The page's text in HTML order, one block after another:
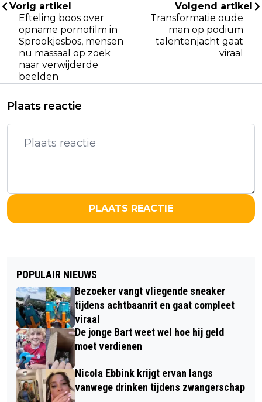
Vorig artikel
Efteling boos over
opname pornofilm in
Sprookjesbos, mensen
nu massaal op zoek
naar verwijderde
beelden
Volgend artikel
Transformatie oude
man op podium
talentenjacht gaat
viraal
Plaats reactie
PLAATS REACTIE
POPULAIR NIEUWS
Bezoeker vangt vliegende sneaker
tijdens achtbaanrit en gaat compleet
viraal
De jonge Bart weet wel hoe hij geld
moet verdienen
Nicola Ebbink krijgt ervan langs
vanwege drinken tijdens zwangerschap